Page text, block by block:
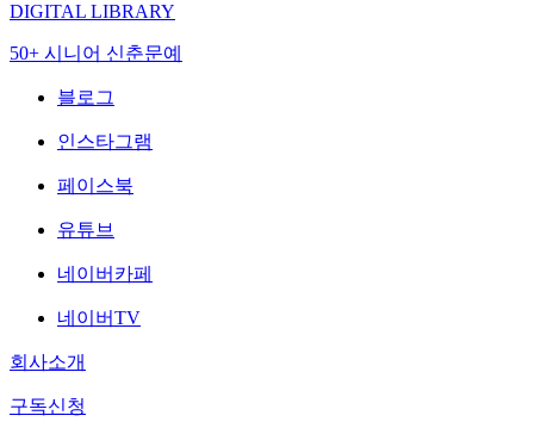
DIGITAL LIBRARY
50+ 시니어 신춘문예
블로그
인스타그램
페이스북
유튜브
네이버카페
네이버TV
회사소개
구독신청